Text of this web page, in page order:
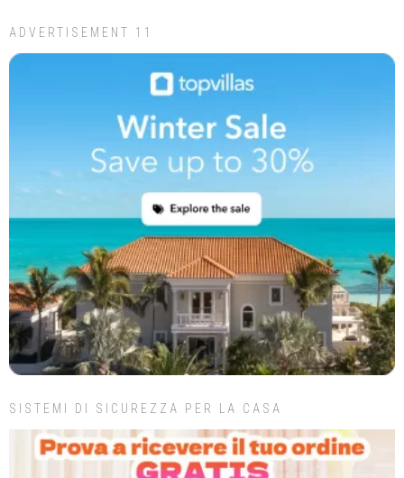
ADVERTISEMENT 11
SISTEMI DI SICUREZZA PER LA CASA